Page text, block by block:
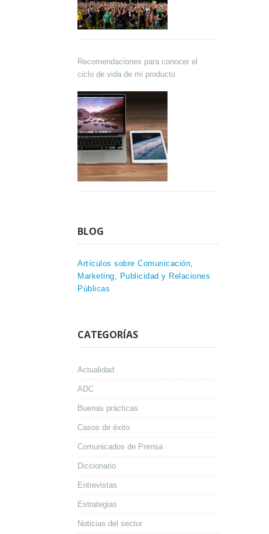
Recomendaciones para conocer el
ciclo de vida de mi producto
BLOG
Artículos sobre Comunicación,
Marketing, Publicidad y Relaciones
Públicas
CATEGORÍAS
Actualidad
ADC
Buenas prácticas
Casos de éxito
Comunicados de Prensa
Diccionario
Entrevistas
Estrategias
Noticias del sector